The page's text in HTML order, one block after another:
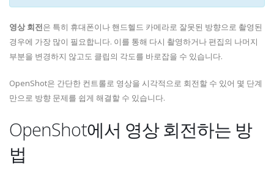
영상 회전은 특히 휴대폰이나 핸드헬드 카메라로 잘못된 방향으로 촬영된
경우에 가장 많이 필요합니다. 이를 통해 다시 촬영하거나 편집의 나머지
부분을 변경하지 않고도 클립의 각도를 바로잡을 수 있습니다.
OpenShot은 간단한 컨트롤로 영상을 시각적으로 회전할 수 있어 몇 단계
만으로 방향 문제를 쉽게 해결할 수 있습니다.
OpenShot에서 영상 회전하는 방
법